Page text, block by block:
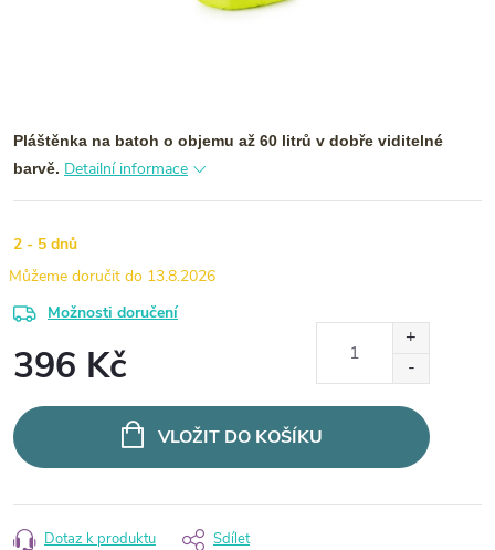
Pláštěnka na batoh o objemu až 60 litrů v dobře viditelné
barvě. Detailní informace
2 - 5 dnů
13.8.2026
Možnosti doručení
396 Kč
cena:
VLOŽIT DO KOŠÍKU
Dotaz k produktu Sdílet